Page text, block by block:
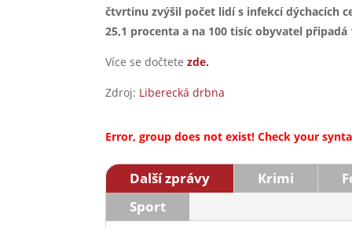
čtvrtinu zvýšil počet lidí s infekcí dýchacích
25,1 procenta a na 100 tisíc obyvatel připadá
Více se dočtetezde.
Zdroj: Liberecká drbna
Error, group does not exist! Check your
Další zprávy Krimi
Sport